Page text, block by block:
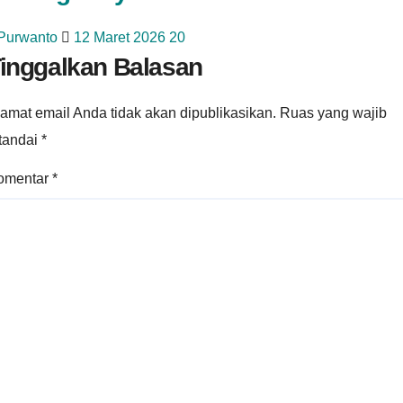
12 Maret 2026 20
Balasan
email Anda tidak akan dipublikasikan. Ruas yang wajib
*
*